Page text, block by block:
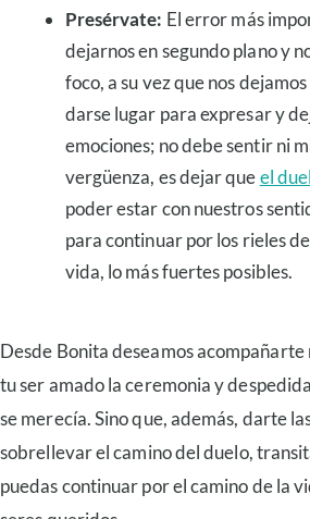
Presérvate: El error más
dejarnos en segundo plano y
foco, a su vez que nos
darse lugar para expresar y
emociones; no debe sentir ni
vergüenza, es dejar queel
poder estar con nuestros
para continuar por los rieles
vida, lo más fuertes posibles.
Desde Bonita deseamos
tu ser amado la ceremonia y
se merecía. Sino que, además, darte
sobrellevar el camino del duelo,
puedas continuar por el camino de la